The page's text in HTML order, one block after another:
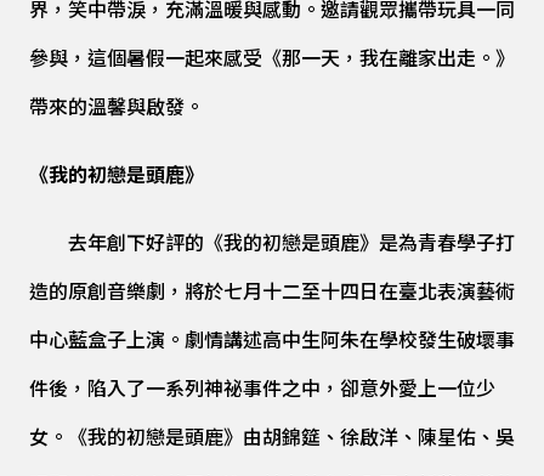
界，笑中帶淚，充滿溫暖與感動。邀請觀眾攜帶玩具一同
參與，這個暑假一起來感受《那一天，我在離家出走。》
帶來的溫馨與啟發。
《我的初戀是頭鹿》
去年創下好評的《我的初戀是頭鹿》是為青春學子打
造的原創音樂劇，將於七月十二至十四日在臺北表演藝術
中心藍盒子上演。劇情講述高中生阿朱在學校發生破壞事
件後，陷入了一系列神祕事件之中，卻意外愛上一位少
女。《我的初戀是頭鹿》由胡錦筵、徐啟洋、陳星佑、吳